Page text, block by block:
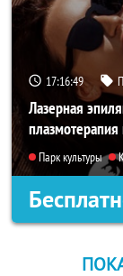
17:16:47
Лазерная
Парк культуры